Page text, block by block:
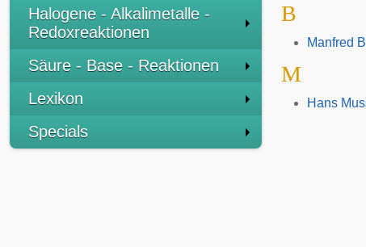
Halogene - Alkalimetalle -
Redoxreaktionen
Säure - Base - Reaktionen
Lexikon
Specials
B
Manfred
M
Hans